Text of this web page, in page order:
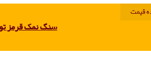
قیمت
سنگ نمک قرمز توی